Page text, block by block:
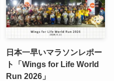
日本一早いマラソンレポー
ト「Wings for Life World
Run 2026」